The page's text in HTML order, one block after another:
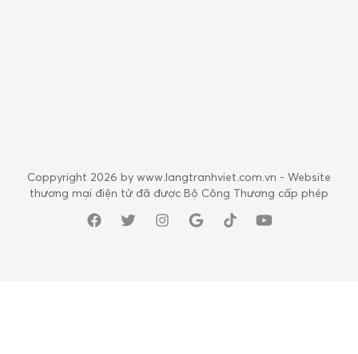
Coppyright 2026 by www.langtranhviet.com.vn - Website
thương mại điện tử đã được Bộ Công Thương cấp phép